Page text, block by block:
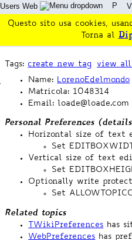
Tags: create new tag
view all
Name: LorenoEdelmondo
Matricola: 1048314
Email: loade@loade.com
Personal Preferences
Horizontal size of text
Set
Vertical size of text
Set
Optionally write
Set
Related topics
TWikiPreferences has
WebPreferences has
Users Web P
Questo sito usa cookies,
Torna al